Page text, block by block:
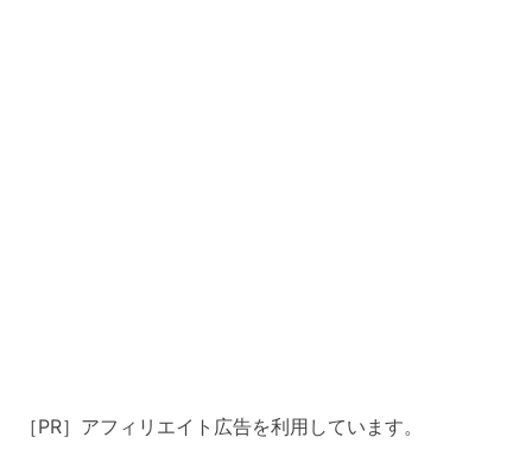
［PR］アフィリエイト広告を利用しています。